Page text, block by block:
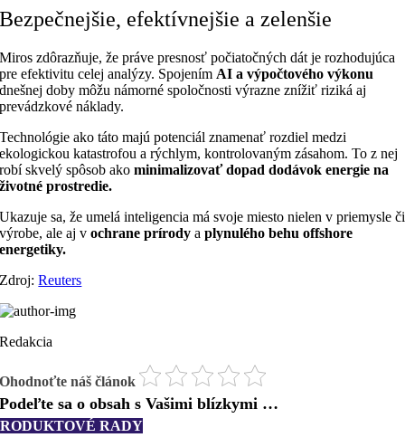
Bezpečnejšie, efektívnejšie a zelenšie
Miros zdôrazňuje, že práve presnosť počiatočných dát je rozhodujúca
pre efektivitu celej analýzy. Spojením AI a výpočtového výkonu
dnešnej doby môžu námorné spoločnosti výrazne znížiť riziká aj
prevádzkové náklady.
Technológie ako táto majú potenciál znamenať rozdiel medzi
ekologickou katastrofou a rýchlym, kontrolovaným zásahom. To z nej
robí skvelý spôsob akominimalizovať dopad dodávok energie na
životné prostredie.
Ukazuje sa, že umelá inteligencia má svoje miesto nielen v priemysle či
výrobe, ale aj vochrane prírody a plynulého behu offshore
energetiky.
Zdroj:Reuters
Redakcia
Ohodnoťte náš článok
Podeľte sa o obsah s Vašimi blízkymi …
RADY